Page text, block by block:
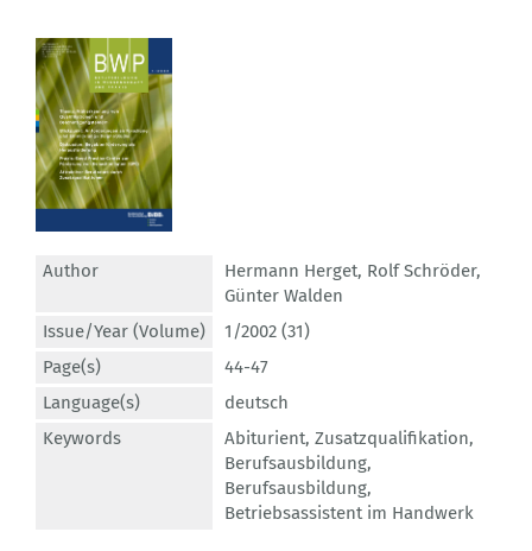
Author Hermann Herget, Rolf Schröder,
Günter Walden
Issue/Year (Volume)
1/2002 (31)
Page(s)
44-47
Language(s)
deutsch
Keywords
Abiturient, Zusatzqualifikation,
Berufsausbildung,
Berufsausbildung,
Betriebsassistent im Handwerk